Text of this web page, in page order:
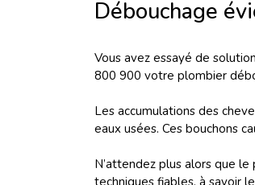
Débouchage
Vous avez essayé de
800 900 votre plombier
Les accumulations des
eaux usées. Ces bouchons
N’attendez plus alors que
techniques fiables, à savoir